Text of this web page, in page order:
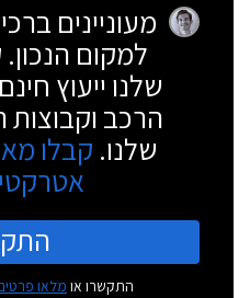
מעוניינים
למקום
שלנו ייעוץ
הרכב
שלנו. קבלו
התקשרו או מלאו